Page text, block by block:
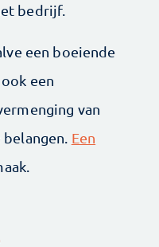
bedrijf.
een boeiende
een
van
Een